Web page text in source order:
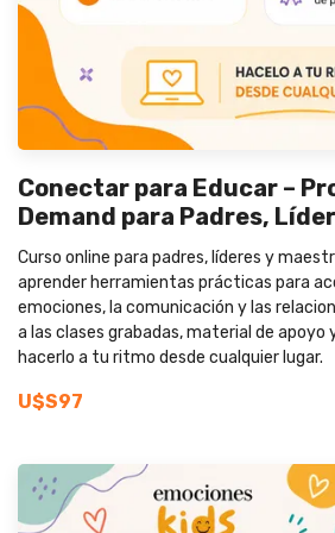
Conectar para Educar –
Demand para Padres,
Curso online para padres, líderes y
aprender herramientas prácticas para
emociones, la comunicación y las
a las clases grabadas, material de apoyo
hacerlo a tu ritmo desde cualquier lugar.
U$S97